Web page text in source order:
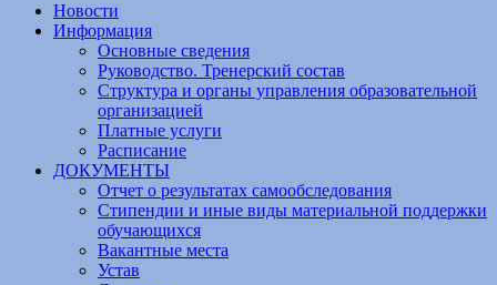
Новости
Информация
Основные сведения
Руководство. Тренерский состав
Структура и органы управления образовательной
организацией
Платные услуги
Расписание
ДОКУМЕНТЫ
Отчет о результатах самообследования
Стипендии и иные виды материальной поддержки
обучающихся
Вакантные места
Устав